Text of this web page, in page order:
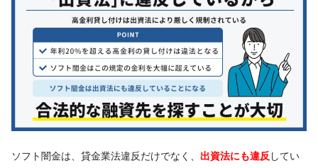
ソフト闇金は、貸金業法違反だけでなく、 出資法にも違反 してい